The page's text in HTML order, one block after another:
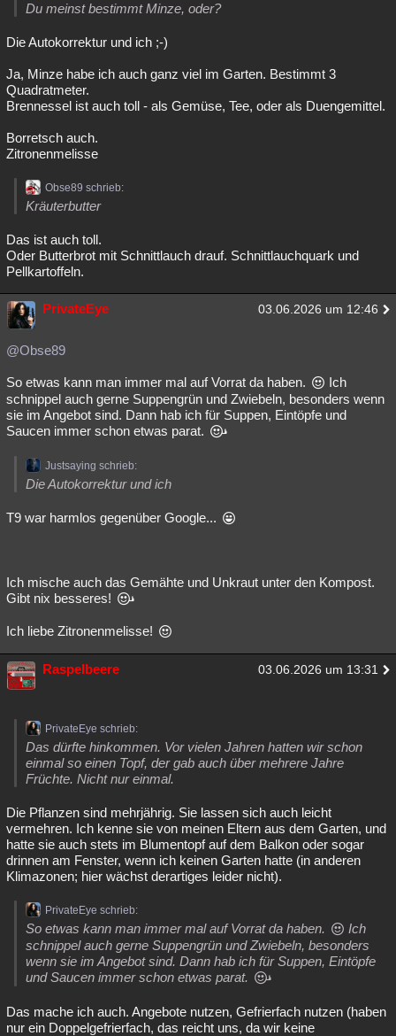
Du meinst bestimmt Minze, oder?
Die Autokorrektur und ich ;-)
Ja, Minze habe ich auch ganz viel im Garten. Bestimmt 3
Quadratmeter.
Brennessel ist auch toll - als Gemüse, Tee, oder als Duengemittel.
Borretsch auch.
Zitronenmelisse
Obse89 schrieb:
Kräuterbutter
Das ist auch toll.
Oder Butterbrot mit Schnittlauch drauf. Schnittlauchquark und
Pellkartoffeln.
PrivateEye 03.06.2026 um 12:46
@Obse89
So etwas kann man immer mal auf Vorrat da haben.
Ich
schnippel auch gerne Suppengrün und Zwiebeln, besonders wenn
sie im Angebot sind. Dann hab ich für Suppen, Eintöpfe und
Saucen immer schon etwas parat.
Justsaying schrieb:
Die Autokorrektur und ich
T9 war harmlos gegenüber Google...
Ich mische auch das Gemähte und Unkraut unter den Kompost.
Gibt nix besseres!
Ich liebe Zitronenmelisse!
Raspelbeere 03.06.2026 um 13:31
PrivateEye schrieb:
Das dürfte hinkommen. Vor vielen Jahren hatten wir schon
einmal so einen Topf, der gab auch über mehrere Jahre
Früchte. Nicht nur einmal.
Die Pflanzen sind mehrjährig. Sie lassen sich auch leicht
vermehren. Ich kenne sie von meinen Eltern aus dem Garten, und
hatte sie auch stets im Blumentopf auf dem Balkon oder sogar
drinnen am Fenster, wenn ich keinen Garten hatte (in anderen
Klimazonen; hier wächst derartiges leider nicht).
PrivateEye schrieb:
So etwas kann man immer mal auf Vorrat da haben.
Ich
schnippel auch gerne Suppengrün und Zwiebeln, besonders
wenn sie im Angebot sind. Dann hab ich für Suppen, Eintöpfe
und Saucen immer schon etwas parat.
Das mache ich auch. Angebote nutzen, Gefrierfach nutzen (haben
nur ein Doppelgefrierfach, das reicht uns, da wir keine